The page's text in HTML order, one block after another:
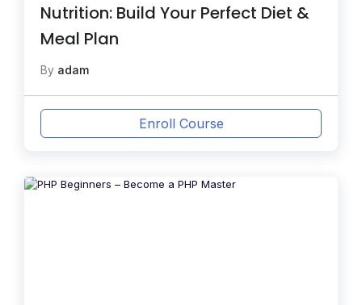
Nutrition: Build Your Perfect Diet &
Meal Plan
By adam
Enroll Course